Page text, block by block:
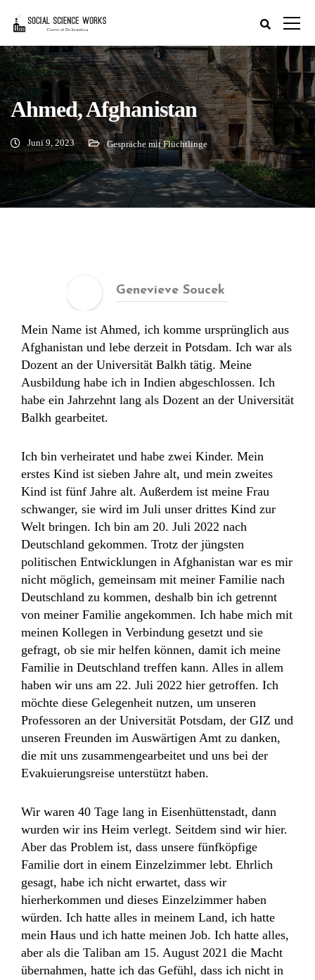
Ahmed, Afghanistan
Juni 9, 2023 Gespräche mit Flüchtlinge
Genevieve Soucek
Mein Name ist Ahmed, ich komme ursprünglich aus
Afghanistan und lebe derzeit in Potsdam. Ich war als
Dozent an der Universität Balkh tätig. Meine
Ausbildung habe ich in Indien abgeschlossen. Ich
habe ein Jahrzehnt lang als Dozent an der Universität
Balkh gearbeitet.
Ich bin verheiratet und habe zwei Kinder. Mein
erstes Kind ist sieben Jahre alt, und mein zweites
Kind ist fünf Jahre alt. Außerdem ist meine Frau
schwanger, sie wird im Juli unser drittes Kind zur
Welt bringen. Ich bin am 20. Juli 2022 nach
Deutschland gekommen. Trotz der jüngsten
politischen Entwicklungen in Afghanistan war es mir
nicht möglich, gemeinsam mit meiner Familie nach
Deutschland zu kommen, deshalb bin ich getrennt
von meiner Familie angekommen. Ich habe mich mit
meinen Kollegen in Verbindung gesetzt und sie
gefragt, ob sie mir helfen können, damit ich meine
Familie in Deutschland treffen kann. Alles in allem
haben wir uns am 22. Juli 2022 hier getroffen. Ich
möchte diese Gelegenheit nutzen, um unseren
Professoren an der Universität Potsdam, der GIZ und
unseren Freunden im Auswärtigen Amt zu danken,
die mit uns zusammengearbeitet und uns bei der
Evakuierungsreise unterstützt haben.
Wir waren 40 Tage lang in Eisenhüttenstadt, dann
wurden wir ins Heim verlegt. Seitdem sind wir hier.
Aber das Problem ist, dass unsere fünfköpfige
Familie dort in einem Einzelzimmer lebt. Ehrlich
gesagt, habe ich nicht erwartet, dass wir
hierherkommen und dieses Einzelzimmer haben
würden. Ich hatte alles in meinem Land, ich hatte
mein Haus und ich hatte meinen Job. Ich hatte alles,
aber als die Taliban am 15. August 2021 die Macht
übernahmen, hatte ich das Gefühl, dass ich nicht in